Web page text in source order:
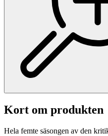
Kort om produkten
Hela femte säsongen av den